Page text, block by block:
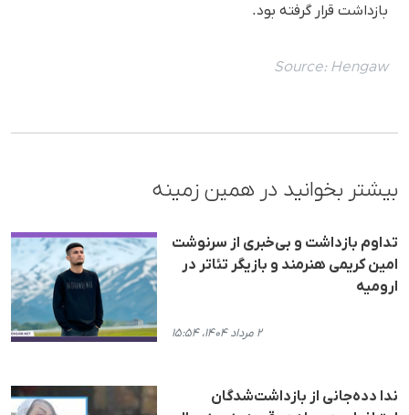
بازداشت قرار گرفته بود.
Source: Hengaw
بیشتر بخوانید در همین زمینه
تداوم بازداشت و بی‌خبری از سرنوشت
امین کریمی هنرمند و بازیگر تئاتر در
ارومیە
۲ مرداد ۱۴۰۴، ۱۵:۵۴
ندا دده‌جانی از بازداشت‌شدگان